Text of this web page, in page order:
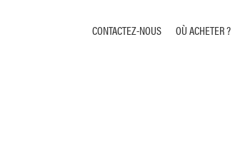
CONTACTEZ-NOUS OÙ ACHETER ?